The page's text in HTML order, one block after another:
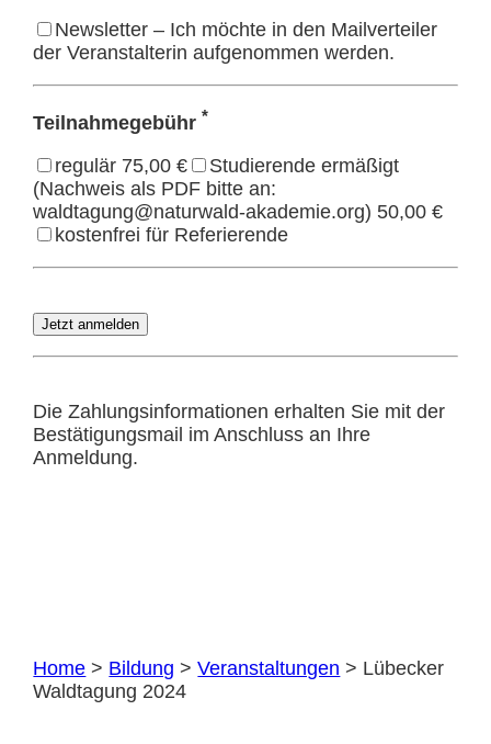
Newsletter – Ich möchte in den Mailverteiler
der Veranstalterin aufgenommen werden.
Teilnahmegebühr *
regulär 75,00 €
Studierende ermäßigt
(Nachweis als PDF bitte an:
waldtagung@naturwald-akademie.org) 50,00 €
kostenfrei für Referierende
Die Zahlungsinformationen erhalten Sie mit der
Bestätigungsmail im Anschluss an Ihre
Anmeldung.
Home > Bildung >Veranstaltungen > Lübecker
Waldtagung 2024